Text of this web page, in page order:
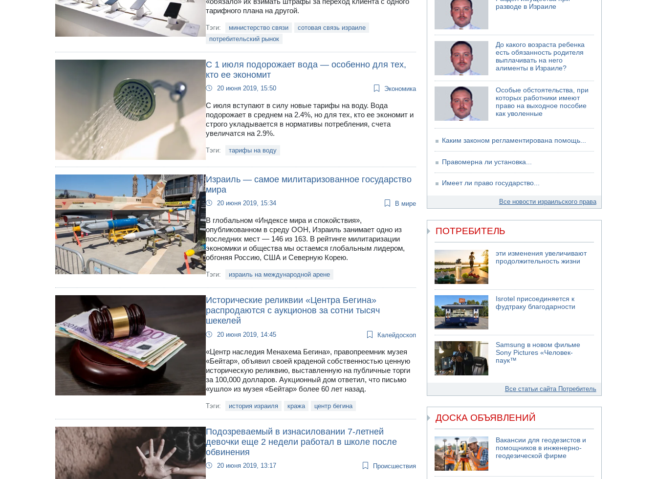
тарифного плана на другой.
Тэги: министерство связи
сотовая связь израиле
потребительский рынок
С 1 июля подорожает вода — особенно для тех,
кто ее экономит
20 июня 2019, 15:50 Экономика
С июля вступают в силу новые тарифы на воду. Вода
подорожает в среднем на 2.4%, но для тех, кто ее экономит и
строго укладывается в нормативы потребления, счета
увеличатся на 2.9%.
Тэги: тарифы на воду
Израиль — самое милитаризованное государство
мира
20 июня 2019, 15:34 В мире
В глобальном «Индексе мира и спокойствия»,
опубликованном в среду ООН, Израиль занимает одно из
последних мест — 146 из 163. В рейтинге милитаризации
экономики и общества мы остаемся глобальным лидером,
обгоняя Россию, США и Северную Корею.
Тэги: израиль на международной арене
Исторические реликвии «Центра Бегина»
распродаются с аукционов за сотни тысяч
шекелей
20 июня 2019, 14:45 Калейдоскоп
«Центр наследия Менахема Бегина», правопреемник музея
«Бейтар», объявил своей краденой собственностью ценную
историческую реликвию, выставленную на публичные торги
за 100,000 долларов. Аукционный дом ответил, что письмо
«ушло» из музея «Бейтар» более 60 лет назад.
Тэги: история израиля кража центр бегина
Подозреваемый в изнасиловании 7-летней
девочки еще 2 недели работал в школе после
обвинения
20 июня 2019, 13:17 Происшествия
разводе в Израиле
До какого возраста ребенка
есть обязанность родителя
выплачивать на него
алименты в Израиле?
Особые обстоятельства, при
которых работники имеют
право на выходное пособие
как уволенные
Каким законом регламентирована помощь...
Правомерна ли установка...
Имеет ли право государство...
Все новости израильского права
ПОТРЕБИТЕЛЬ
эти изменения увеличивают
продолжительность жизни
Isrotel присоединяется к
фудтраку благодарности
Samsung в новом фильме
Sony Pictures «Человек-
паук™
Все статьи сайта Потребитель
ДОСКА ОБЪЯВЛЕНИЙ
Вакансии для геодезистов и
помощников в инженерно-
геодезической фирме